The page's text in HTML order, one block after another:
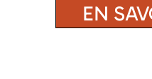
EN